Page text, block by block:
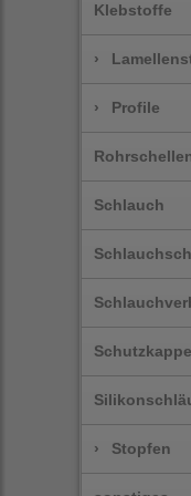
Klebstoffe
›
› Profile
Schlauch
› Stopfen